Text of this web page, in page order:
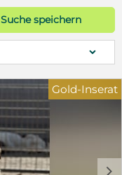
Suche speichern
d
Gold-Inserat